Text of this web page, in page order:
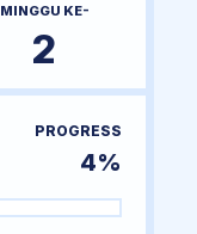
MINGGU KE-
2
PROGRESS
4%